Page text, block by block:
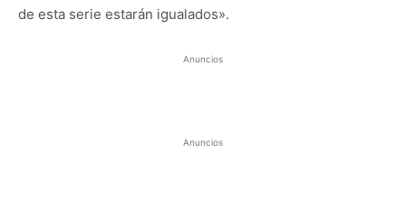
de esta serie estarán igualados».
Anuncios
Anuncios